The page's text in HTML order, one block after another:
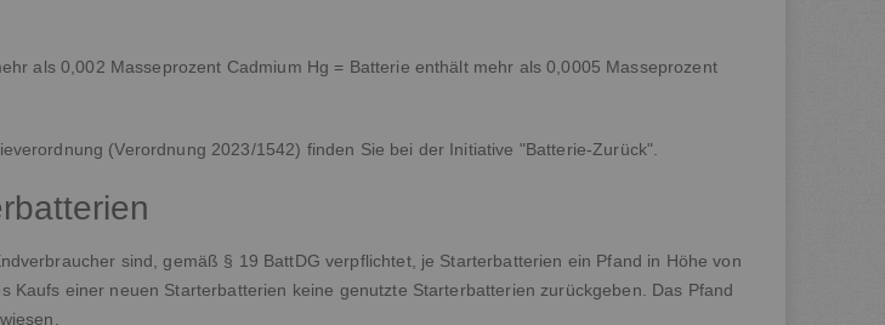
als 0,002 Masseprozent Cadmium Hg = Batterie enthält mehr als 0,0005 Masseprozent
(Verordnung 2023/1542) finden Sie bei der Initiative "Batterie-Zurück"
sind, gemäß § 19 BattDG verpflichtet, je Starterbatterien ein Pfand in Höhe von
Kaufs einer neuen Starterbatterien keine genutzte Starterbatterien zurückgeben. Das Pfand